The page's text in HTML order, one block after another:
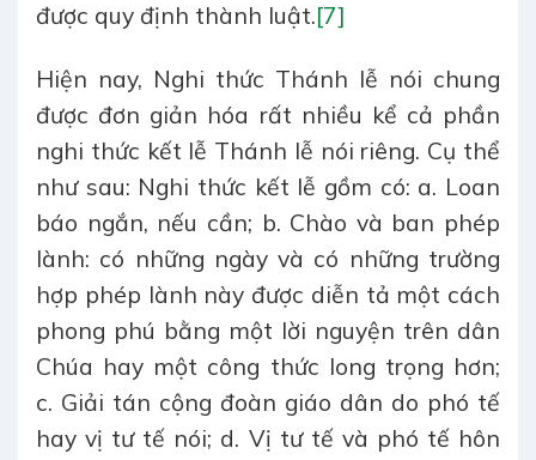
được quy định thành luật.[7]
Hiện nay, Nghi thức Thánh lễ nói chung
được đơn giản hóa rất nhiều kể cả phần
nghi thức kết lễ Thánh lễ nói riêng. Cụ thể
như sau: Nghi thức kết lễ gồm có: a. Loan
báo ngắn, nếu cần; b. Chào và ban phép
lành: có những ngày và có những trường
hợp phép lành này được diễn tả một cách
phong phú bằng một lời nguyện trên dân
Chúa hay một công thức long trọng hơn;
c. Giải tán cộng đoàn giáo dân do phó tế
hay vị tư tế nói; d. Vị tư tế và phó tế hôn